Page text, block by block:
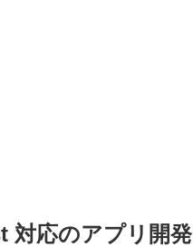
対応のアプリ開発